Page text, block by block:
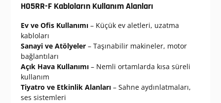
H05RR-F Kabloların Kullanım Alanları
Ev ve Ofis Kullanımı– Küçük ev aletleri, uzatma
kabloları
Sanayi ve Atölyeler– Taşınabilir makineler, motor
bağlantıları
Açık Hava Kullanımı– Nemli ortamlarda kısa süreli
kullanım
Tiyatro ve Etkinlik Alanları– Sahne aydınlatmaları,
ses sistemleri